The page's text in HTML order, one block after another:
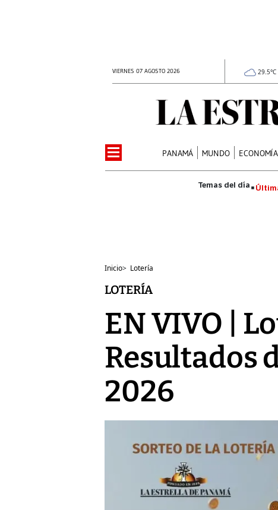
VIERNES 07 AGOSTO 2026 29.5°C
PANAMÁ MUNDO ECONOMÍA
Inicio> Lotería
LOTERÍA
EN VIVO |
Resultados
2026